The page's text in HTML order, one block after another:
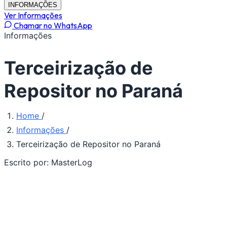
INFORMAÇÕES
Ver Informações
Chamar no WhatsApp
Informações
Terceirização de
Repositor no Paraná
Home /
Informações /
Terceirização de Repositor no Paraná
Escrito por: MasterLog